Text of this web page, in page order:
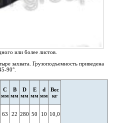
или более листов.
захвата. Грузоподъемность приведена
90°.
С
мм
В
мм
D
мм
Е
мм
d
мм
Вес
кг
63 22 280 50 10 10,0